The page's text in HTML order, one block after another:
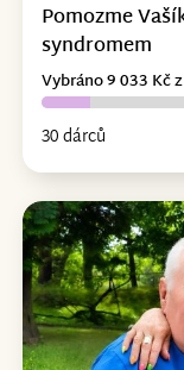
Pomozme
syndromem
30 dárců
Vybráno 9 033 Kč